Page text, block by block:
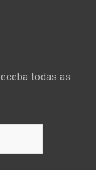
todas as